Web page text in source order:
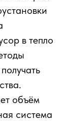
в тепло
объём
система